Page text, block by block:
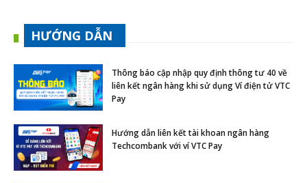
HƯỚNG DẪN
Thông báo cập nhập quy định thông tư 40 về
liên kết ngân hàng khi sử dụng Ví điện tử VTC
Pay
Hướng dẫn liên kết tài khoan ngân hàng
Techcombank với ví VTC Pay